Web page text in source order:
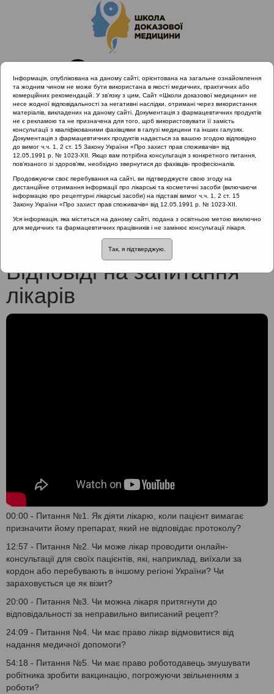
Головна
Проведені заходи
ALLERG.ENT I Алергія і коморбідні захворювання
Юридичні аспекти медичної практики. Відповіді на
запитання лікарів
Юридичні аспекти
медичної практики.
Відповіді на запитання
лікарів
00:00 - Питання №1. Як діяти лікарю, коли пацієнт вимагає
призначити йому препарат, який не відповідає протоколу?
12:57 - Питання №2. Чи може лікар проводити онлайн-
консультації для своїх пацієнтів, які, наприклад, виїхали за
кордон або перебувають в іншому регіоні України? Чи
зараховується це як візит?
20:00 - Питання №3. Чи можна лікаря притягнути до
відповідальності за неправильно виписаний рецепт?
24:09 - Питання №4. Чи має право лікар відмовитися від
надання медичної допомоги?
54:18 - Питання №5. Чи має право роботодавець змушувати
робітника зробити вакцинацію, погрожуючи звільненням з
роботи?
Інформація, опублікована на даному сайті, орієнтована на загальне ознайомлення
та жодним чином не може бути використана в якості медичних, практичних або
комерційних рекомендацій. У зв’язку з цим, Сайт «Школи доказової медицини» не
несе жодної відповідальності за негативні наслідки, отримані через використання
матеріалів, викладених на даному сайті. Документація з фармацевтичних продуктів
не є рекламою та не призначена для того, щоб використовувати її замість
консультації з кваліфікованими фахівцями в галузі медицини та інших галузях.
Документація з фармацевтичних продуктів надається за вашою згодою відповідно
до вимог ч.ч. 1, 2 ст. 15 Закону України «Про захист прав споживачів» від
12.05.1991 р. № 1023-XII. Якщо вам потрібна консультація з конкретного питання,
пов’язаного зі здоров’ям, необхідно звернутися до фахівців- професіоналів.
Продовжуючи своє перебування на сайті, ви підтверджуєте свою згоду на
дистанційне отримання інформації про лікарські та косметичні засоби (включаючи
інформацію про рецептурні лікарські засоби) на підставі вимог ч.ч. 1, 2 ст. 15
Закону України «Про захист прав споживачів» від 12.05.1991 р. № 1023-XII.
Уся інформація, яка міститься на даному сайті, подана з освітньою метою виключно
для медичних та фармацевтичних працівників і не замінює консультації лікаря.
Так, я підтверджую.